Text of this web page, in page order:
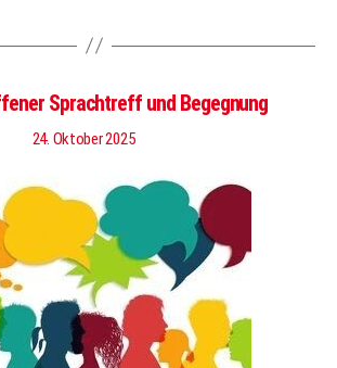
Sprachtreff und Begegnung
24. Oktober 2025